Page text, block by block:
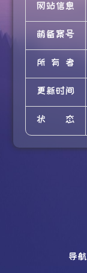
网站信息
萌备案号
所有者
更新时间
状态
导航